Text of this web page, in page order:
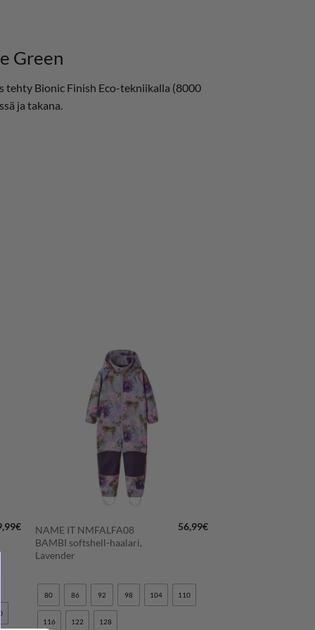
Green
tehty Bionic Finish Eco-tekniikalla (8000
ja takana.
€
LISÄÄ
SUOSIKKEIHIN
NAME IT NMFALFA08
BAMBI softshell-haalari,
Lavender
56,99€
80 86 92 98 104 110
116 122 128